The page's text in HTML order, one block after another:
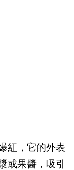
紅，它的外表
或果醬，吸引